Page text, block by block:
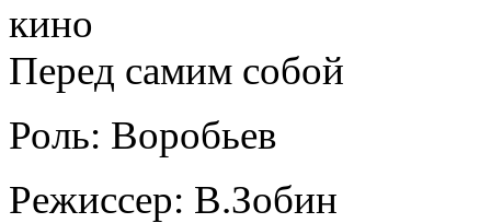
кино
Перед самим собой
Роль: Воробьев
Режиссер: В.Зобин